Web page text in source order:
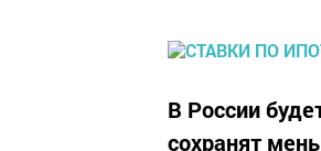
В России
сохранят